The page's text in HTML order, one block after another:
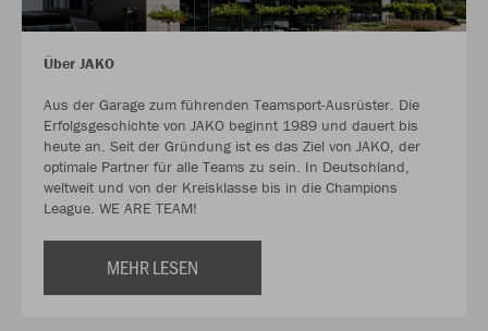
Über JAKO
Aus der Garage zum führenden Teamsport-Ausrüster. Die
Erfolgsgeschichte von JAKO beginnt 1989 und dauert bis
heute an. Seit der Gründung ist es das Ziel von JAKO, der
optimale Partner für alle Teams zu sein. In Deutschland,
weltweit und von der Kreisklasse bis in die Champions
League. WE ARE TEAM!
MEHR LESEN